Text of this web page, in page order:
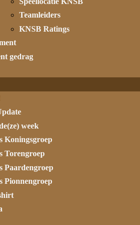
Teamleiders
KNSB Ratings
gedrag
week
Koningsgroep
Torengroep
Paardengroep
Pionnengroep